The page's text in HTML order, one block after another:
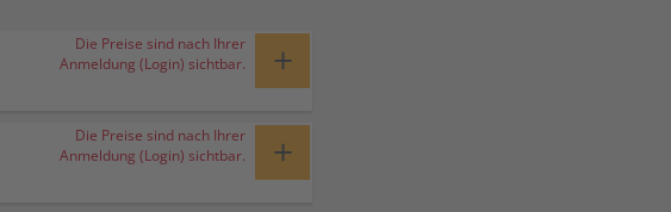
Die Preise sind nach Ihrer
Anmeldung (Login) sichtbar.
+
Die Preise sind nach Ihrer
Anmeldung (Login) sichtbar.
+